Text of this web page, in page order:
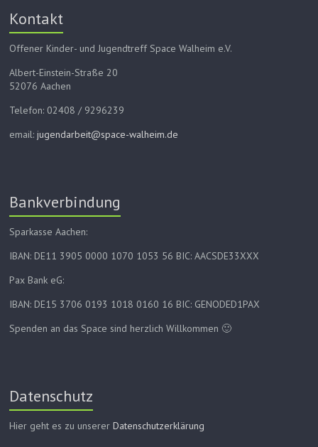
Kontakt
Offener Kinder- und Jugendtreff Space Walheim e.V.
Albert-Einstein-Straße 20
52076 Aachen
Telefon: 02408 / 9296239
email:jugendarbeit@space-walheim.de
Bankverbindung
Sparkasse Aachen:
IBAN: DE11 3905 0000 1070 1053 56 BIC: AACSDE33XXX
Pax Bank eG:
IBAN: DE15 3706 0193 1018 0160 16 BIC: GENODED1PAX
Spenden an das Space sind herzlich Willkommen 🙂
Datenschutz
Hier geht es zu unsererDatenschutzerklärung